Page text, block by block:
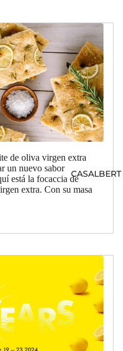
de oliva virgen extra
un nuevo sabor
está la focaccia de
extra. Con su masa